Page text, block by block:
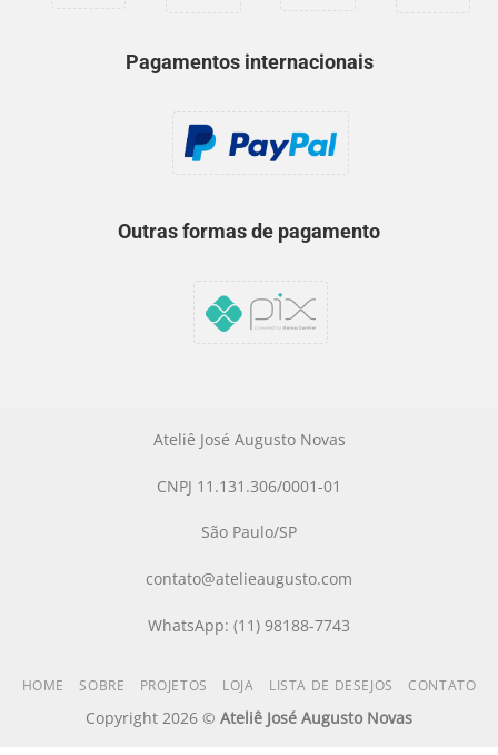
Pagamentos internacionais
Outras formas de pagamento
Ateliê José Augusto Novas
CNPJ 11.131.306/0001-01
São Paulo/SP
contato@atelieaugusto.com
WhatsApp: (11) 98188-7743
HOME SOBRE PROJETOS LOJA LISTA DE DESEJOS CONTATO
Copyright 2026 © Ateliê José Augusto Novas